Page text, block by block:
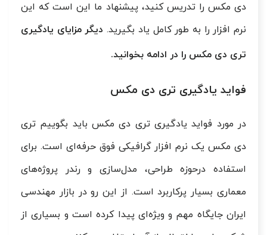
دی مکس را تدریس کنید، پیشنهاد ما این است که این
نرم افزار را به طور کامل یاد بگیرید. دیگر مزایای یادگیری
تری دی مکس را در ادامه بخوانید.
فواید یادگیری تری دی مکس
در مورد فواید یادگیری تری دی مکس باید بگوییم تری
دی مکس یک نرم افزار گرافیکی فوق حرفه‌ای است. برای
استفاده درحوزه طراحی، مدل‌سازی و رندر پروژه‌های
معماری بسیار پرکاربرد است. از این رو در بازار مهندسی
ایران جایگاه مهم و ویژه‌ای پیدا کرده است و بسیاری از